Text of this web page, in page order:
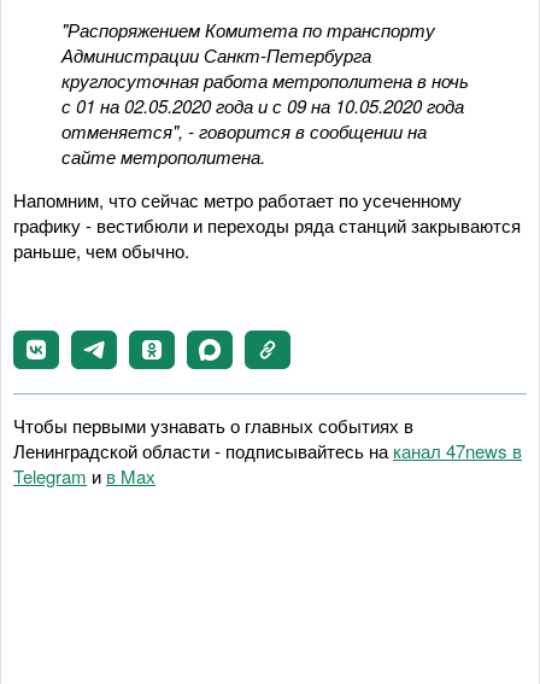
"Распоряжением Комитета по транспорту
Администрации Санкт-Петербурга
круглосуточная работа метрополитена в ночь
с 01 на 02.05.2020 года и с 09 на 10.05.2020 года
отменяется", - говорится в сообщении на
сайте метрополитена.
Напомним, что сейчас метро работает по усеченному
графику - вестибюли и переходы ряда станций закрываются
раньше, чем обычно.
Чтобы первыми узнавать о главных событиях в
Ленинградской области - подписывайтесь на канал 47news в
Telegram и в Maх